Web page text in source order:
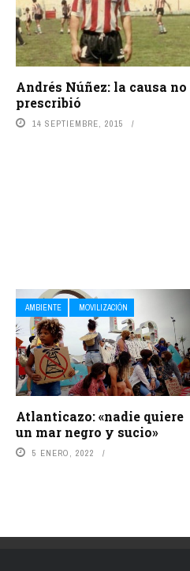
Andrés Núñez: la causa no
prescribió
14 SEPTIEMBRE, 2015
AMBIENTE MOVILIZACIÓN
Atlanticazo: «nadie quiere
un mar negro y sucio»
5 ENERO, 2022